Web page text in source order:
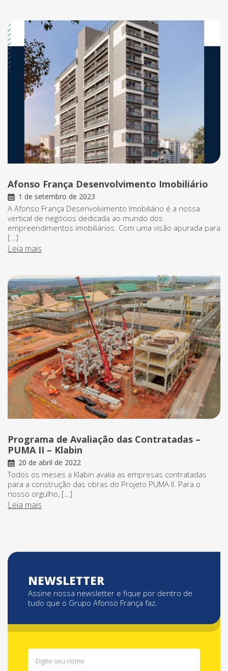
Afonso França Desenvolvimento Imobiliário
1 de setembro de 2023
A Afonso França Desenvolvimento Imobiliário é a nossa
vertical de negócios dedicada ao mundo dos
empreendimentos imobiliários. Com uma visão apurada para
[…]
Leia mais
Programa de Avaliação das Contratadas –
PUMA II – Klabin
20 de abril de 2022
Todos os meses a Klabin avalia as empresas contratadas
para a construção das obras do Projeto PUMA II. Para o
nosso orgulho, […]
Leia mais
NEWSLETTER
Assine nossa newsletter e fique por dentro de
tudo que o Grupo Afonso França faz.